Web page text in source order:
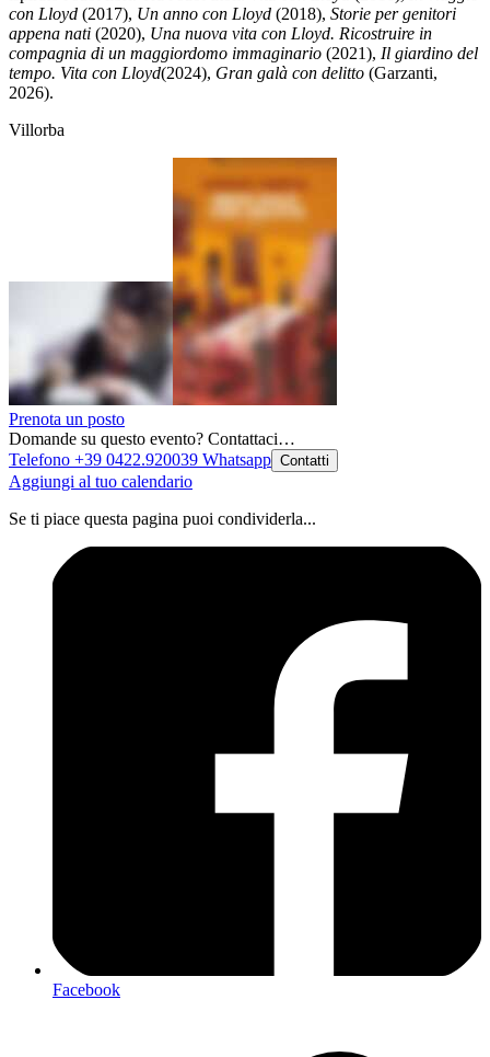
con Lloyd (2017), Un anno con Lloyd (2018), Storie per genitori
appena nati (2020), Una nuova vita con Lloyd. Ricostruire in
compagnia di un maggiordomo immaginario (2021), Il giardino del
tempo. Vita con Lloyd(2024), Gran galà con delitto (Garzanti,
2026).
Villorba
Prenota un posto
Domande su questo evento? Contattaci…
Telefono +39 0422.920039 Whatsapp Contatti
Aggiungi al tuo calendario
Se ti piace questa pagina puoi condividerla...
Facebook